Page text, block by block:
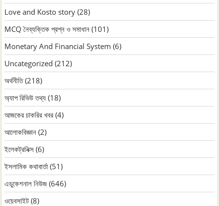
Love and Kosto story (28)
MCQ নৈব্যক্তিক প্রশ্ন ও সমাধান (101)
Monetary And Financial System (6)
Uncategorized (212)
অর্থনীতি(218)
অ্যাপ রিভিউ তথ্য (18)
আজকের চাকরির খবর (4)
আলোকবিজ্ঞান (2)
ইলেকট্রনিক্স (6)
ইসলামিক কথাবার্তা (51)
এডুকেশনাল নিউজ (646)
ওয়েবসাইট (8)